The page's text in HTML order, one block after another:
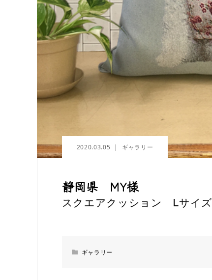
2020.03.05 ギャラリー
静岡県 MY様
スクエアクッション Ⅼサイズ
ギャラリー